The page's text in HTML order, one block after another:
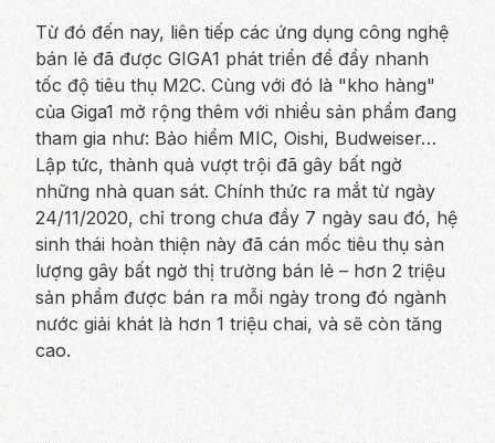
Từ đó đến nay, liên tiếp các ứng dụng công nghệ
bán lẻ đã được GIGA1 phát triển để đẩy nhanh
tốc độ tiêu thụ M2C. Cùng với đó là "kho hàng"
của Giga1 mở rộng thêm với nhiều sản phẩm đang
tham gia như: Bảo hiểm MIC, Oishi, Budweiser…
Lập tức, thành quả vượt trội đã gây bất ngờ
những nhà quan sát. Chính thức ra mắt từ ngày
24/11/2020, chỉ trong chưa đầy 7 ngày sau đó, hệ
sinh thái hoàn thiện này đã cán mốc tiêu thụ sản
lượng gây bất ngờ thị trường bán lẻ – hơn 2 triệu
sản phẩm được bán ra mỗi ngày trong đó ngành
nước giải khát là hơn 1 triệu chai, và sẽ còn tăng
cao.